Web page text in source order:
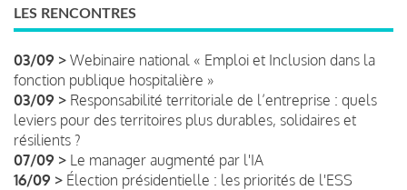
LES RENCONTRES
03/09 > Webinaire national « Emploi et Inclusion dans la
fonction publique hospitalière »
03/09 > Responsabilité territoriale de l’entreprise : quels
leviers pour des territoires plus durables, solidaires et
résilients ?
07/09 > Le manager augmenté par l'IA
16/09 > Élection présidentielle : les priorités de l'ESS